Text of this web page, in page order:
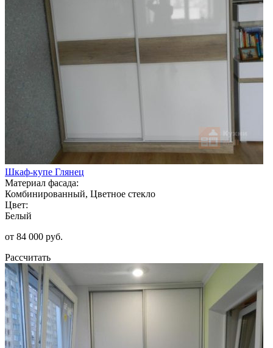
Шкаф-купе Глянец
Материал фасада:
Комбинированный, Цветное стекло
Цвет:
Белый
от 84 000 руб.
Рассчитать